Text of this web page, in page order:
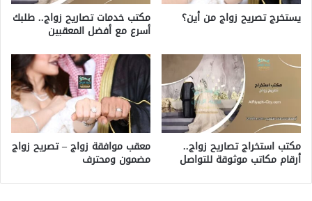
يستخرج تصريح زواج من أين؟ مكتب خدمات تصاريح زواج.. طلبك
أسرع مع أفضل المعقبين
مكتب استخراج تصاريح زواج..
أرقام مكاتب موثوقة للتواصل
معقب موافقة زواج – تصريح زواج
مضمون ومحترف